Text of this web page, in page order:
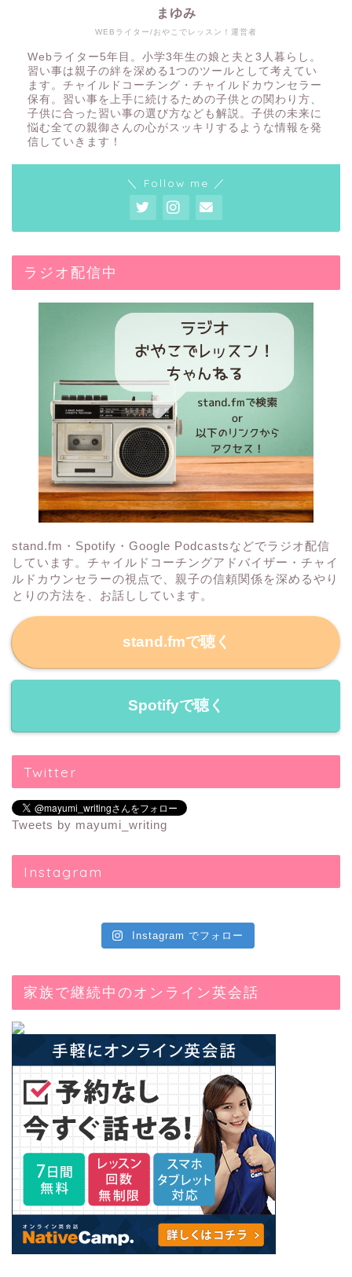
WEBライター/おやこでレッスン！運営者
まゆみ
Webライター5年目。小学3年生の娘と夫と3人暮らし。
習い事は親子の絆を深める1つのツールとして考えてい
ます。チャイルドコーチング・チャイルドカウンセラー
保有。習い事を上手に続けるための子供との関わり方、
子供に合った習い事の選び方なども解説。子供の未来に
悩む全ての親御さんの心がスッキリするような情報を発
信していきます！
＼ Follow me ／
ラジオ配信中
stand.fm・Spotify・Google Podcastsなどでラジオ配信
しています。チャイルドコーチングアドバイザー・チャイ
ルドカウンセラーの視点で、親子の信頼関係を深めるやり
とりの方法を、お話ししています。
stand.fmで聴く
Spotifyで聴く
Twitter
Tweets by mayumi_writing
Instagram
Instagram でフォロー
家族で継続中のオンライン英会話